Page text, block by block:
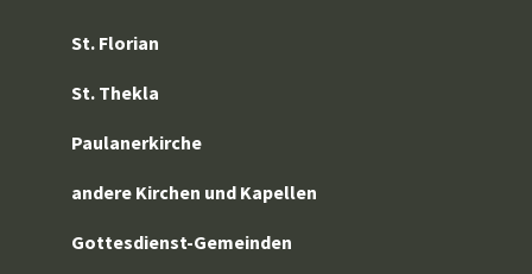
St. Florian
St. Thekla
Paulanerkirche
andere Kirchen und Kapellen
Gottesdienst-Gemeinden